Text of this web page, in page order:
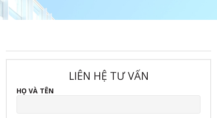
LIÊN HỆ TƯ VẤN
HỌ VÀ TÊN